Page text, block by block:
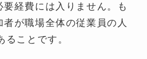
要経費には入りません。も
者が職場全体の従業員の人
ことです。